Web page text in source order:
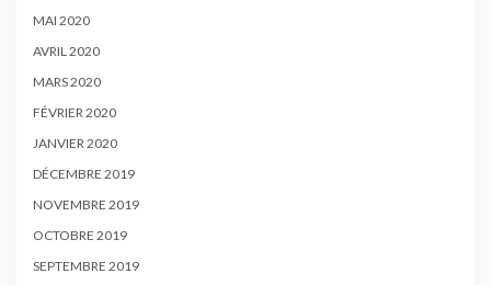
MAI 2020
AVRIL 2020
MARS 2020
FÉVRIER 2020
JANVIER 2020
DÉCEMBRE 2019
NOVEMBRE 2019
OCTOBRE 2019
SEPTEMBRE 2019